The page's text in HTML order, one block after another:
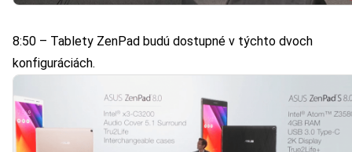
8:50 – Tablety ZenPad budú dostupné v týchto dvoch
konfiguráciách.